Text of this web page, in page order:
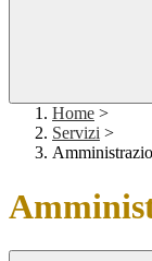
Home >
Servizi >